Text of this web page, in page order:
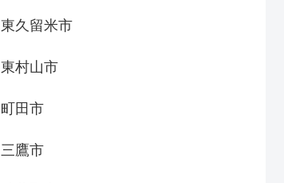
東久留米市
東村山市
町田市
三鷹市